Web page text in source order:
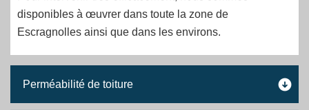
disponibles à œuvrer dans toute la zone de
Escragnolles ainsi que dans les environs.
Perméabilité de toiture